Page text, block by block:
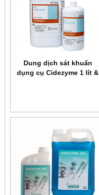
Dung dịch sát khuẩn
dụng cụ Cidezyme 1 lít &